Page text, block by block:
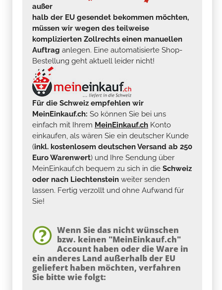
außer
halb der EU gesendet bekommen möchten,
müssen wir wegen des teilweise
komplizierten Zollrechts einen manuellen
Auftrag anlegen. Eine automatisierte Shop-
Bestellung geht aktuell leider nicht!
Für die Schweiz empfehlen wir
MeinEinkauf.ch: So können Sie bei uns
einfach mit Ihrem MeinEinkauf.ch Konto
einkaufen, als wären Sie ein deutscher Kunde
(inkl. kostenlosem deutschen Versand ab 250
Euro Warenwert) und Ihre Sendung über
MeinEinkauf.ch bequem zu sich in die Schweiz
oder nach Liechtenstein weiter senden
lassen. Fertig verzollt und ohne Aufwand für
Sie!
Wenn Sie das nicht wünschen
bzw. keinen "MeinEinkauf.ch"
Account haben oder die Ware in
ein anderes Land außerhalb der EU
geliefert haben möchten, verfahren
Sie bitte wie folgt: